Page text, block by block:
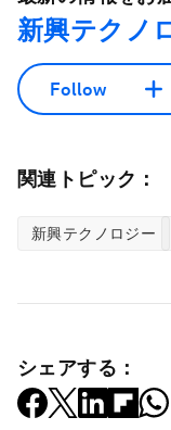
新興テクノ
Follow
関連トピック：
新興テクノロジー
シェアする：